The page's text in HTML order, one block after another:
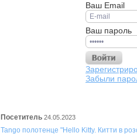
Ваш Email
Ваш пароль
Забыли
Посетитель 24.05.2023
Tango полотенце "Hello Kitty. Китти в